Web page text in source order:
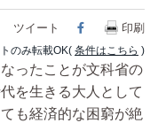
ツイート Facebook
印刷
のみ転載OK( 条件はこちら )
ったことが文科省の
を生きる大人として
も経済的な困窮が絶